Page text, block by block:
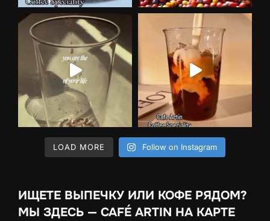
LOAD MORE Follow on Instagram
ИЩЕТЕ ВЫПЕЧКУ ИЛИ КОФЕ РЯДОМ?
МЫ ЗДЕСЬ — CAFÉ ARTIN НА КАРТЕ